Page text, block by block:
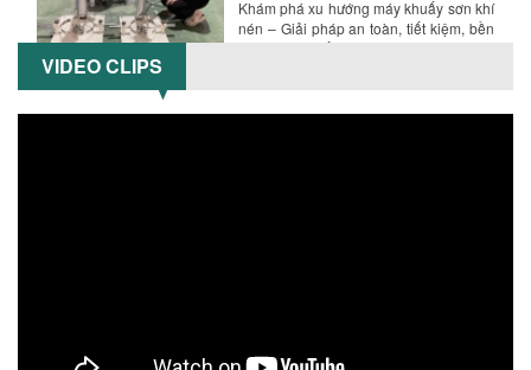
Khám phá xu hướng máy khuấy sơn khí
nén – Giải pháp an toàn, tiết kiệm, bền
bỉ cho sản xuất sơn công nghiệp...
GIÁ RẺ CHO NGÀNH HÓA CHẤT?
VIDEO CLIPS